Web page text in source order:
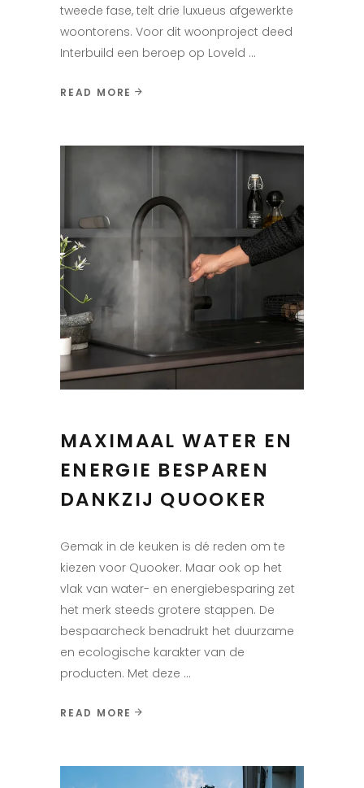
tweede fase, telt drie luxueus afgewerkte
woontorens. Voor dit woonproject deed
Interbuild een beroep op Loveld
READ MORE
MAXIMAAL WATER EN
ENERGIE BESPAREN
DANKZIJ QUOOKER
Gemak in de keuken is dé reden om te
kiezen voor Quooker. Maar ook op het
vlak van water- en energiebesparing zet
het merk steeds grotere stappen. De
bespaarcheck benadrukt het duurzame
en ecologische karakter van de
producten. Met deze
READ MORE